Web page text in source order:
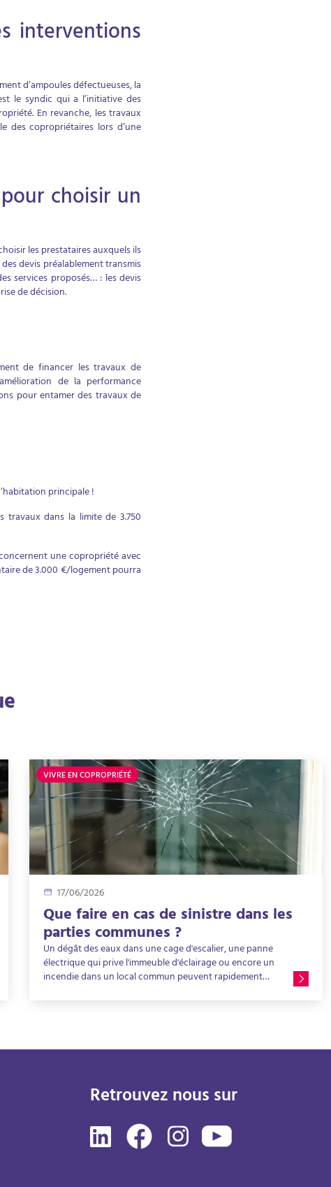
interventions
d’ampoules défectueuses, la
le syndic qui a l’initiative des
En revanche, les travaux
des copropriétaires lors d’une
choisir un
les prestataires auxquels ils
devis préalablement transmis
services proposés… : les devis
de décision.
de financer les travaux de
de la performance
pour entamer des travaux de
principale !
dans la limite de 3.750
une copropriété avec
de 3.000 €/logement pourra
VIVRE EN COPROPRIÉTÉ
17/06/2026
Que faire en cas de sinistre dans les
parties communes ?
Un dégât des eaux dans une cage d'escalier, une panne
électrique qui prive l'immeuble d'éclairage ou encore un
incendie dans un local commun peuvent rapidement
d'événement, les copropriétaires ne savent pas toujours
de limiter les dommages et d'accélérer la remise en état
contacter ? Comment fonctionnent les assurances et la
responsabilité civile de l'immeuble ? Cet article vous
Retrouvez nous sur